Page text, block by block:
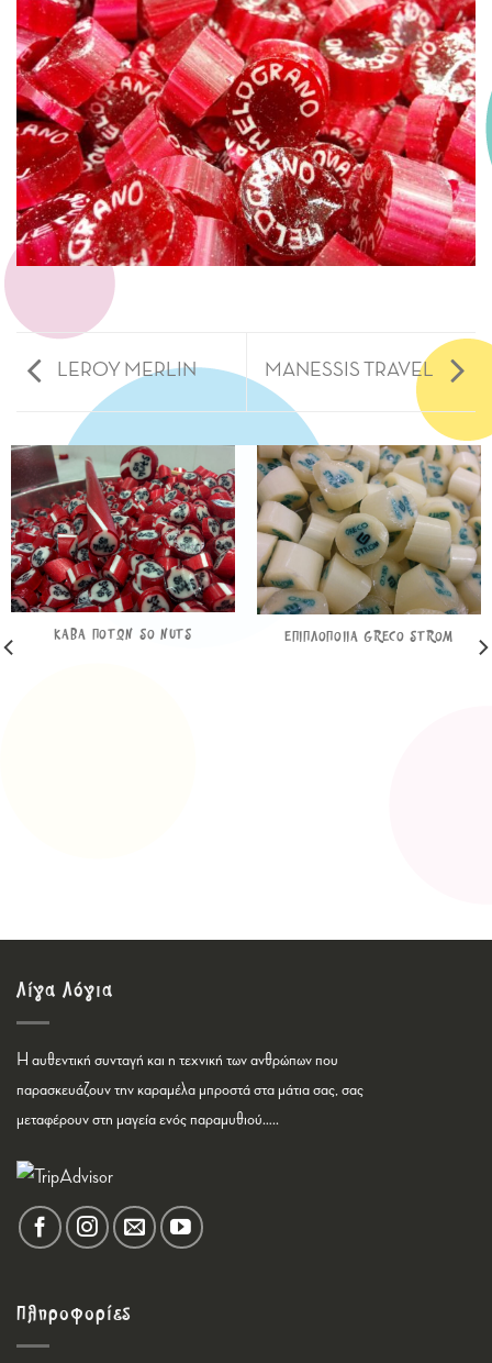
LEROY MERLIN ΜANESSIS TRAVEL
ΚΑΒΑ ΠΟΤΩΝ SO NUTS ΕΠΙΠΛΟΠΟΙΙΑ GRECO STROM
Λίγα Λόγια
Η αυθεντική συνταγή και η τεχνική των ανθρώπων που
παρασκευάζουν την καραμέλα μπροστά στα μάτια σας, σας
μεταφέρουν στη μαγεία ενός παραμυθιού…..
Πληροφορίες